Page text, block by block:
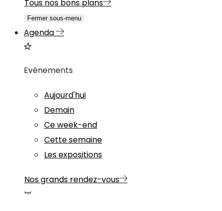
Tous nos bons plans
Fermer sous-menu
Agenda
Evénements
Aujourd'hui
Demain
Ce week-end
Cette semaine
Les expositions
Nos grands rendez-vous